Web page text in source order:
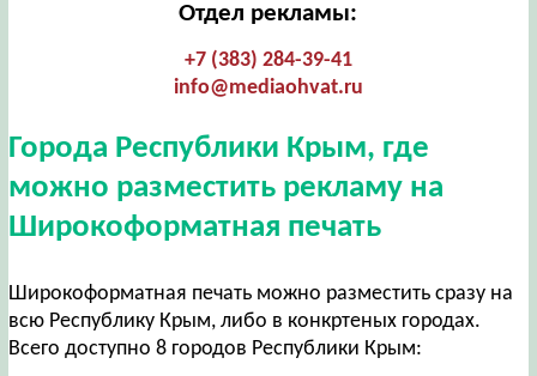
Отдел рекламы:
+7 (383) 284-39-41
info@mediaohvat.ru
Города Республики Крым, где
можно разместить рекламу на
Широкоформатная печать
Широкоформатная печать можно разместить сразу на
всю Республику Крым, либо в конкртеных городах.
Всего доступно 8 городов Республики Крым: